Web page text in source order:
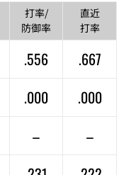
打率/
防御率
直近
打率
.556 .667
.000 .000
– –